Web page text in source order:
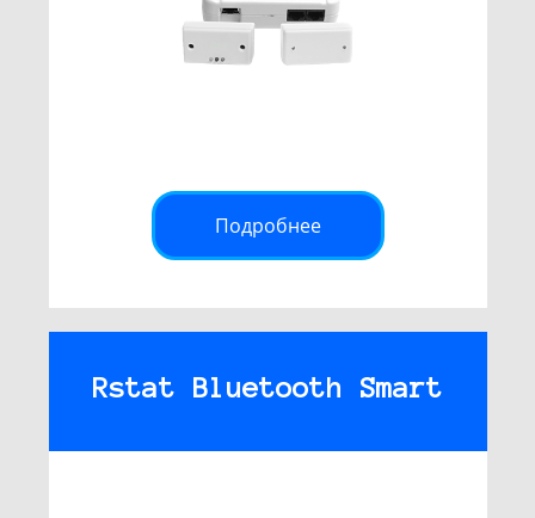
Подробнее
Rstat Bluetooth Smart